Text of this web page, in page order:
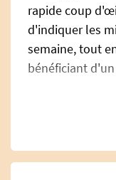
rapide coup
d'indiquer les
semaine, tout
bénéficiant
Détails
Matières :